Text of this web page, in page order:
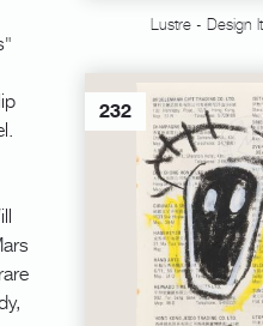
Lustre - Design
232